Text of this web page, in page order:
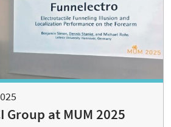
Group at MUM 2025